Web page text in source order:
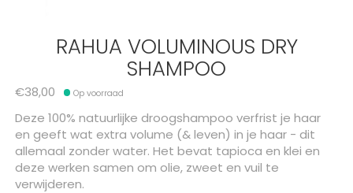
RAHUA VOLUMINOUS DRY
SHAMPOO
€38,00 Op voorraad
Deze 100% natuurlijke droogshampoo verfrist je haar
en geeft wat extra volume (& leven) in je haar - dit
allemaal zonder water. Het bevat tapioca en klei en
deze werken samen om olie, zweet en vuil te
verwijderen.